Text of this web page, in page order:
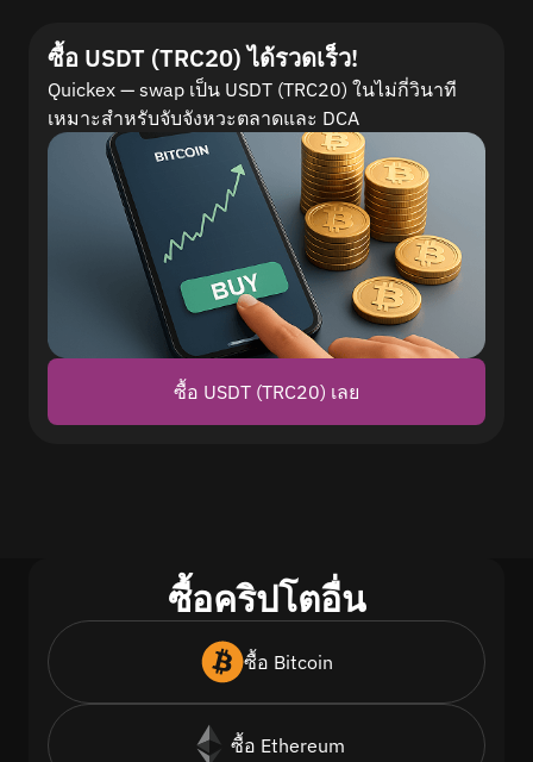
ซื้อ USDT (TRC20) ได้รวดเร็ว!
Quickex — swap เป็น USDT (TRC20) ในไม่กี่วินาที
เหมาะสำหรับจับจังหวะตลาดและ DCA
ซื้อ USDT (TRC20) เลย
ซื้อคริปโตอื่น
ซื้อ Bitcoin
ซื้อ Ethereum